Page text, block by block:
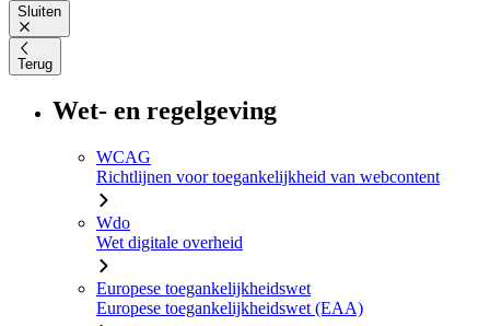
Sluiten
Terug
Wet- en regelgeving
WCAG
Richtlijnen voor toegankelijkheid van webcontent
Wdo
Wet digitale overheid
Europese toegankelijkheidswet
Europese toegankelijkheidswet (EAA)